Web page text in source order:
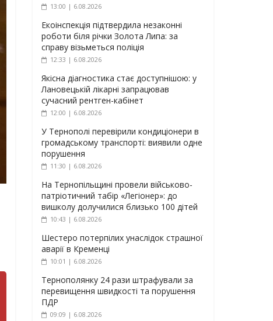
13:00 | 6.08.2026
Екоінспекція підтвердила незаконні
роботи біля річки Золота Липа: за
справу візьметься поліція
12:33 | 6.08.2026
Якісна діагностика стає доступнішою: у
Лановецькій лікарні запрацював
сучасний рентген-кабінет
12:00 | 6.08.2026
У Тернополі перевірили кондиціонери в
громадському транспорті: виявили одне
порушення
11:30 | 6.08.2026
На Тернопільщині провели військово-
патріотичний табір «Легіонер»: до
вишколу долучилися близько 100 дітей
10:43 | 6.08.2026
Шестеро потерпілих унаслідок страшної
аварії в Кременці
10:01 | 6.08.2026
Тернополянку 24 рази штрафували за
перевищення швидкості та порушення
ПДР
09:09 | 6.08.2026